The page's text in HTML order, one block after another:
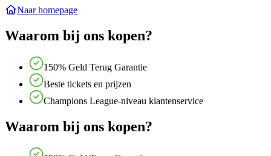
Naar homepage
Waarom bij ons kopen?
150% Geld Terug Garantie
Beste tickets en prijzen
Champions League-niveau klantenservice
Waarom bij ons kopen?